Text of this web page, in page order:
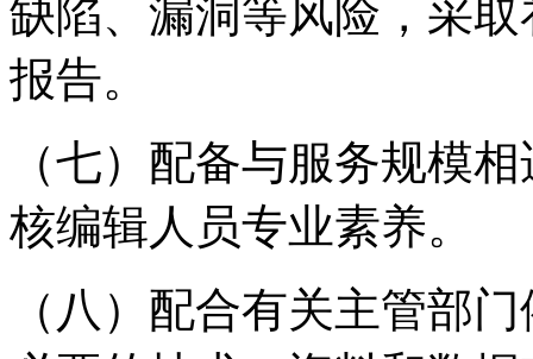
缺陷、漏洞等风险，采
报告。
（七）配备与服务规模
核编辑人员专业素养。
（八）配合有关主管部